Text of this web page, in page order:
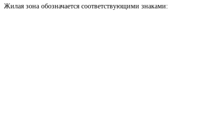
Жилая зона обозначается соответствующими знаками: